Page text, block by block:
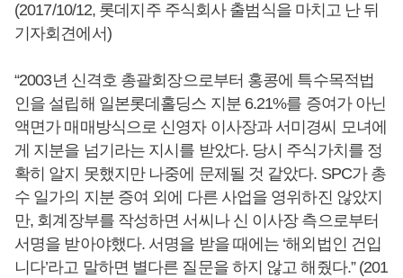
(2017/10/12, 롯데지주 주식회사 출범식을 마치고 난 뒤
기자회견에서)
“2003년 신격호 총괄회장으로부터 홍콩에 특수목적법
인을 설립해 일본롯데홀딩스 지분 6.21%를 증여가 아닌
액면가 매매방식으로 신영자 이사장과 서미경씨 모녀에
게 지분을 넘기라는 지시를 받았다. 당시 주식가치를 정
확히 알지 못했지만 나중에 문제될 것 같았다. SPC가 총
수 일가의 지분 증여 외에 다른 사업을 영위하진 않았지
만, 회계장부를 작성하면 서씨나 신 이사장 측으로부터
서명을 받아야했다. 서명을 받을 때에는 ‘해외법인 건입
니다’라고 말하면 별다른 질문을 하지 않고 해줬다.” (201